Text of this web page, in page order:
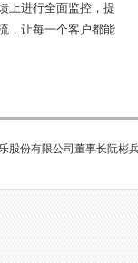
上进行全面监控，提
，让每一个客户都能
股份有限公司董事长阮彬